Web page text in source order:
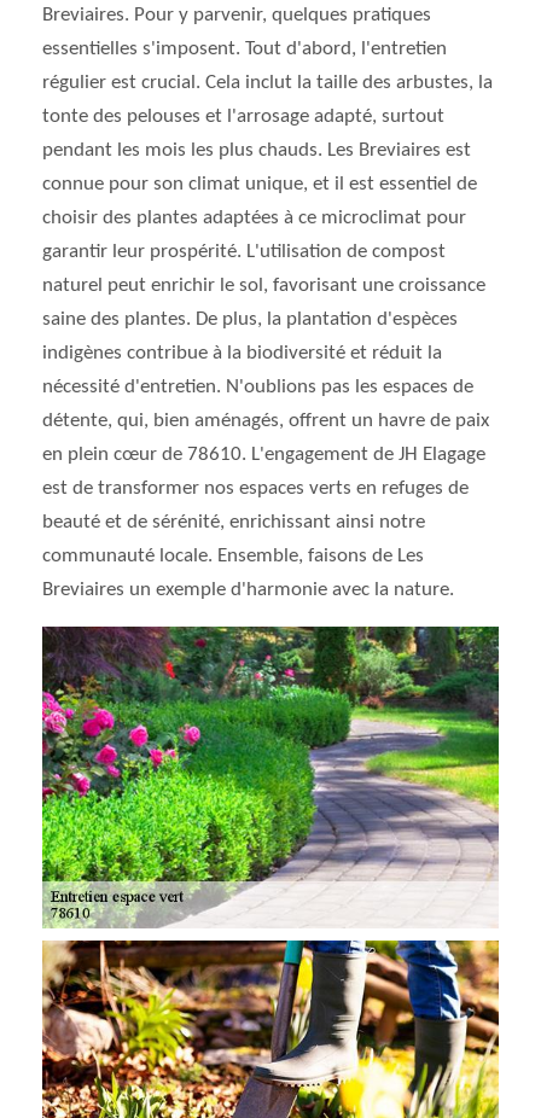
Breviaires. Pour y parvenir, quelques pratiques
essentielles s'imposent. Tout d'abord, l'entretien
régulier est crucial. Cela inclut la taille des arbustes, la
tonte des pelouses et l'arrosage adapté, surtout
pendant les mois les plus chauds. Les Breviaires est
connue pour son climat unique, et il est essentiel de
choisir des plantes adaptées à ce microclimat pour
garantir leur prospérité. L'utilisation de compost
naturel peut enrichir le sol, favorisant une croissance
saine des plantes. De plus, la plantation d'espèces
indigènes contribue à la biodiversité et réduit la
nécessité d'entretien. N'oublions pas les espaces de
détente, qui, bien aménagés, offrent un havre de paix
en plein cœur de 78610. L'engagement de JH Elagage
est de transformer nos espaces verts en refuges de
beauté et de sérénité, enrichissant ainsi notre
communauté locale. Ensemble, faisons de Les
Breviaires un exemple d'harmonie avec la nature.